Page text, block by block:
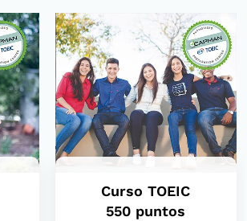
Curso TOEIC
550 puntos